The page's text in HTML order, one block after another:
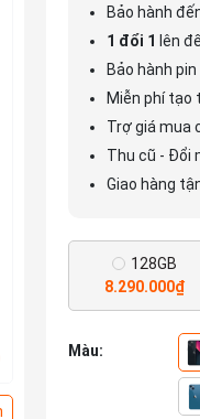
Bảo hành
1 đổi 1 lên
Bảo hành pin
Miễn phí tạo
Trợ giá mua
Thu cũ - Đổi
Giao hàng
128GB
8.290.000₫
Màu: